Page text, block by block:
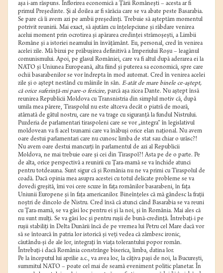
aşa i-am răspuns. Înflorirea economică a Ţării Româneşti – acesta ar fi
primul Preşedinte. Şi al doilea ar fi sărăcia care se va abate peste Basarabia.
Se pare că îi avem azi pe ambii preşedinţi. Trebuie să aşteptăm momentul
potrivit reunirii. Mai exact, să ajutăm cu înţelepciune şi răbdare venirea
acelui moment prin ocrotirea şi apărarea credinţei strămoşeşti, a Limbii
Române şi a istoriei neamului în învăţământ. Eu, personal, cred în venirea
acelei zile. Mă bizui pe prăbuşirea definitivă a Imperiului Roşu – leagănul
comunismului. Apoi, pe glasul României, care va fi altul după aderarea ei la
NATO şi Uniunea Europeană, alta fiind şi puterea sa economică, spre care
ochii basarabenilor se vor îndrepta în mod automat. Cred în venirea acelei
zile şi o aştept nestând cu mâinile în sân. E-atât de mare binele ce-aştept,
că orice suferinţă-mi pare-o fericire, parcă aşa zicea Dante. Nu aştept însă
reunirea Republicii Moldova cu Transnistria din simplul motiv că, după
umila mea părere, Tiraspolul nu este altceva decât o piatră de moară,
atârnată de gâtul nostru, care ne va trage cu siguranţă la fundul Nistrului.
Puzderia de parlamentari tiraspoleni care se vor „integra” în legislativul
moldovean va fi acel tsunami care va înăbuşi orice elan naţional. Nu avem
oare destui parlamentari care nu cunosc limba de stat sau chiar o urăsc?!
Nu avem oare destui mancurţi în parlamentul de azi al Republicii
Moldova, ne mai trebuie oare şi cei din Tiraspol?! Asta pe de o parte. Pe
de alta, orice perspectivă a reunirii cu Ţara-mamă se va închide atunci
pentru totdeauna. Sunt sigur că şi România nu ne va primi cu Tiraspolul de
coadă. Dacă opinia mea asupra acestei cu totul delicate probleme se va
dovedi greşită, îmi voi cere scuze în faţa românilor basarabeni, în faţa
Uniunii Europene şi în faţa americanilor. Bineînţeles că mă gândesc la fraţii
noştri de dincolo de Nistru. Cred însă că atunci când Basarabia se va reuni
cu Ţara-mamă, se va găsi loc pentru ei şi la noi, şi în România. Mai ales că
nu sunt mulţi. Se va găsi loc şi pentru ruşii de bună-credinţă. Întrebaţi-i pe
ruşii stabiliţi în Delta Dunării încă de pe vremea lui Petru cel Mare dacă vor
să se întoarcă în patria lor istorică şi veţi vedea că zâmbesc ironic,
căutându-şi de ale lor, integraţi în viaţa tolerantului popor român.
Întrebaţi-i dacă România constrânge biserica, limba, datina lor.
Pe la începutul lui aprilie a.c., va avea loc, la câţiva paşi de noi, la Bucureşti,
summitul NATO – poate cel mai de seamă eveniment politic planetar. În